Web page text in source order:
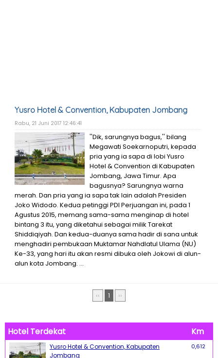
Yusro Hotel & Convention, Kabupaten Jombang
Rabu, 21 Juni 2017 12:46:41
''Dik, sarungnya bagus,'' bilang
Megawati Soekarnoputri, kepada
pria yang ia sapa di lobi Yusro
Hotel & Convention di Kabupaten
Jombang, Jawa Timur. Apa
bagusnya? Sarungnya warna
merah. Dan pria yang ia sapa tak lain adalah Presiden
Joko Widodo. Kedua petinggi PDI Perjuangan ini, pada 1
Agustus 2015, memang sama-sama menginap di hotel
bintang 3 itu, yang diketahui sebagai milik Tarekat
Shiddiqiyah. Dan kedua-duanya sama hadir di sana untuk
menghadiri pembukaan Muktamar Nahdlatul Ulama (NU)
Ke-33, yang hari itu akan resmi dibuka oleh Jokowi di alun-
alun kota Jombang. ...
‹‹ 1 ››
Hotel Terdekat Km
Yusro Hotel & Convention, Kabupaten
Jombang
0,612